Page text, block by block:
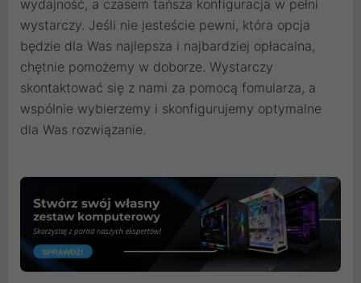
wydajność, a czasem tańsza konfiguracja w pełni
wystarczy. Jeśli nie jesteście pewni, która opcja
będzie dla Was najlepsza i najbardziej opłacalna,
chętnie pomożemy w doborze. Wystarczy
skontaktować się z nami za pomocą fomularza, a
wspólnie wybierzemy i skonfigurujemy optymalne
dla Was rozwiązanie.